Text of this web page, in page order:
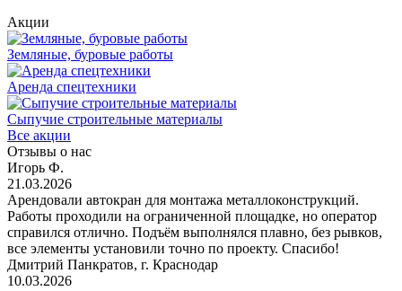
Акции
Земляные, буровые работы
Аренда спецтехники
Сыпучие строительные материалы
Все акции
Отзывы о нас
Игорь Ф.
21.03.2026
Арендовали автокран для монтажа металлоконструкций.
Работы проходили на ограниченной площадке, но оператор
справился отлично. Подъём выполнялся плавно, без рывков,
все элементы установили точно по проекту. Спасибо!
Дмитрий Панкратов, г. Краснодар
10.03.2026